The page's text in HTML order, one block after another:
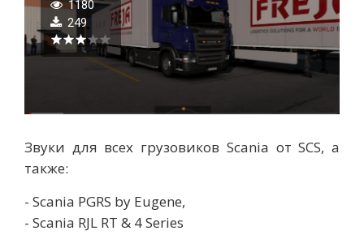
1180
249
Звуки для всех грузовиков Scania от SCS, а
также:
- Scania PGRS by Eugene,
- Scania RJL RT & 4 Series